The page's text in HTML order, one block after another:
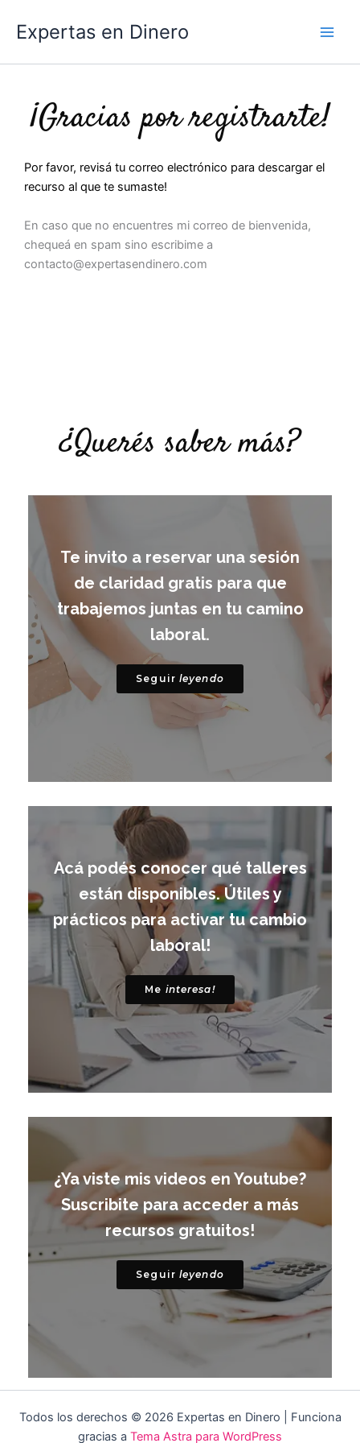
contenido
Expertas en Dinero
¡Gracias por registrarte!
Por favor, revisá tu correo electrónico para descargar el
recurso al que te sumaste!
En caso que no encuentres mi correo de bienvenida,
chequeá en spam sino escribime a
contacto@expertasendinero.com
¿Querés saber más?
Te invito a reservar una sesión
de claridad gratis para que
trabajemos juntas en tu camino
laboral.
Seguir leyendo
Acá podés conocer qué talleres
están disponibles. Útiles y
prácticos para activar tu cambio
laboral!
Me interesa!
¿Ya viste mis videos en Youtube?
Suscribite para acceder a más
recursos gratuitos!
Seguir leyendo
Todos los derechos © 2026 Expertas en Dinero | Funciona
gracias a Tema Astra para WordPress